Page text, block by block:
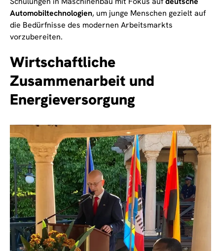
Automobiltechnologien, um junge Menschen gezielt auf
die Bedürfnisse des modernen Arbeitsmarkts
vorzubereiten.
Wirtschaftliche
Zusammenarbeit und
Energieversorgung